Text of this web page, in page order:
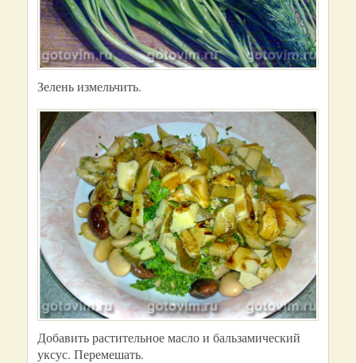
Зелень измельчить.
Добавить растительное масло и бальзамический
уксус. Перемешать.